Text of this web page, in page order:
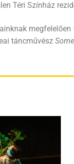
Téri Színház
táncművész